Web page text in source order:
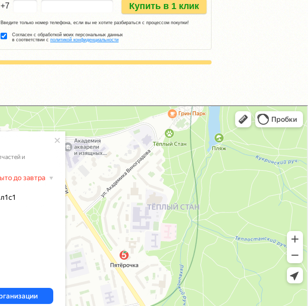
+7 Купить в 1 клик
Введите только номер телефона, если вы не хотите разбираться с процессом покупки!
Согласен с обработкой моих персональных данных
в соответствии с политикой конфиденциальности